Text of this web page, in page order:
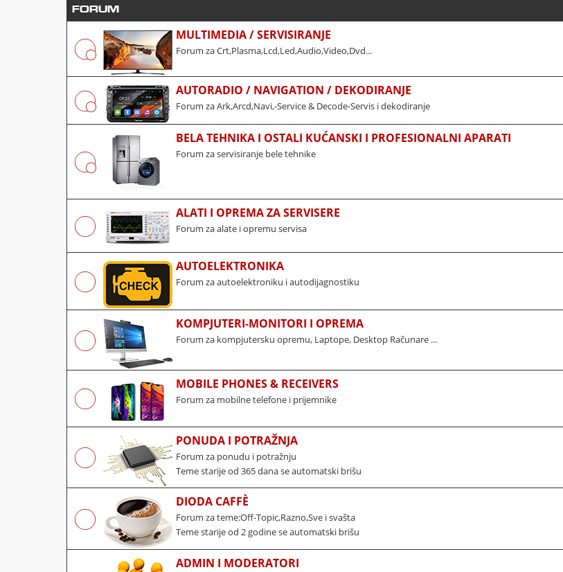
FORUM
MULTIMEDIA / SERVISIRANJE
Forum za Crt,Plasma,Lcd,Led,Audio,Video,Dvd...
AUTORADIO / NAVIGATION / DEKODIRANJE
Forum za Ark,Arcd,Navi,-Service & Decode-Servis i dekodiranje
BELA TEHNIKA I OSTALI KUĆANSKI I PROFESIONALNI APARATI
Forum za servisiranje bele tehnike
ALATI I OPREMA ZA SERVISERE
Forum za alate i opremu servisa
AUTOELEKTRONIKA
Forum za autoelektroniku i autodijagnostiku
KOMPJUTERI-MONITORI I OPREMA
Forum za kompjutersku opremu, Laptope, Desktop Računare ...
MOBILE PHONES & RECEIVERS
Forum za mobilne telefone i prijemnike
PONUDA I POTRAŽNJA
Forum za ponudu i potražnju
Teme starije od 365 dana se automatski brišu
DIODA CAFFÈ
Forum za teme:Off-Topic,Razno,Sve i svašta
Teme starije od 2 godine se automatski brišu
ADMIN I MODERATORI